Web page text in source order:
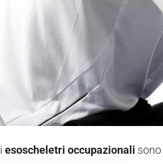
esoscheletri occupazionali